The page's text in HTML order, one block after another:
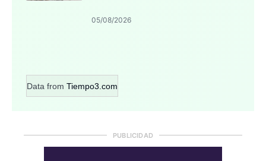
05/08/2026
Data from Tiempo3.com
PUBLICIDAD